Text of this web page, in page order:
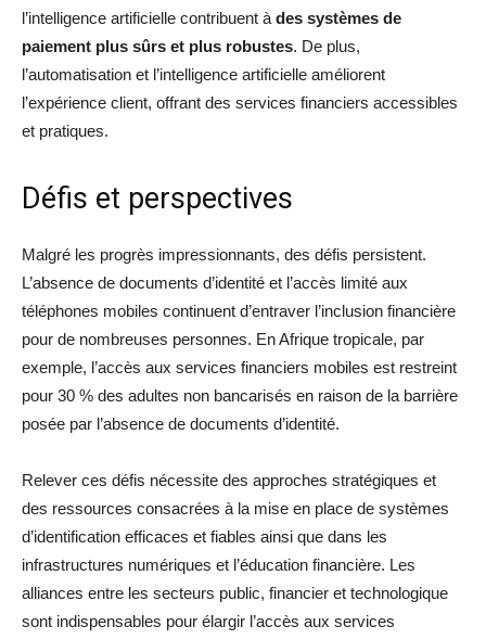
l’intelligence artificielle contribuent à des systèmes de
paiement plus sûrs et plus robustes. De plus,
l’automatisation et l’intelligence artificielle améliorent
l’expérience client, offrant des services financiers accessibles
et pratiques.
Défis et perspectives
Malgré les progrès impressionnants, des défis persistent.
L’absence de documents d’identité et l’accès limité aux
téléphones mobiles continuent d’entraver l’inclusion financière
pour de nombreuses personnes. En Afrique tropicale, par
exemple, l’accès aux services financiers mobiles est restreint
pour 30 % des adultes non bancarisés en raison de la barrière
posée par l’absence de documents d’identité.
Relever ces défis nécessite des approches stratégiques et
des ressources consacrées à la mise en place de systèmes
d’identification efficaces et fiables ainsi que dans les
infrastructures numériques et l’éducation financière. Les
alliances entre les secteurs public, financier et technologique
sont indispensables pour élargir l’accès aux services